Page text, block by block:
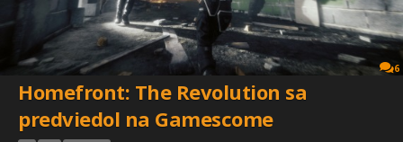
6
Homefront: The Revolution sa
predviedol na Gamescome